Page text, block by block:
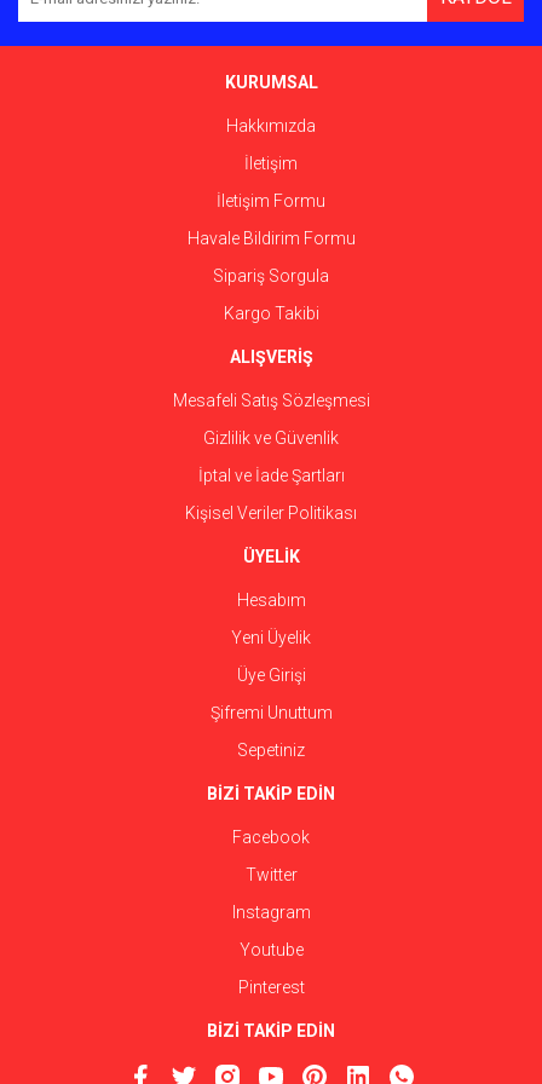
Ürün açıklamasında eksik bilgiler bulunuyor.
Ürün fiyatı diğer sitelerden daha pahalı.
Gönder
KURUMSAL
Hakkımızda
İletişim
İletişim Formu
Havale Bildirim Formu
Sipariş Sorgula
Kargo Takibi
ALIŞVERİŞ
Mesafeli Satış Sözleşmesi
Gizlilik ve Güvenlik
İptal ve İade Şartları
Kişisel Veriler Politikası
ÜYELİK
Hesabım
Yeni Üyelik
Üye Girişi
Şifremi Unuttum
Sepetiniz
BİZİ TAKİP EDİN
Facebook
Twitter
Instagram
Youtube
Pinterest
BİZİ TAKİP EDİN